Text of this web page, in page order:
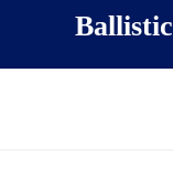
Ballistic